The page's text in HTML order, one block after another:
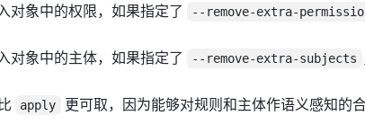
对象中的权限，如果指定了
--remove-extra-
对象中的主体，如果指定了
--remove-extra-subjects
apply 更可取，因为能够对规则和主体作语义感知的